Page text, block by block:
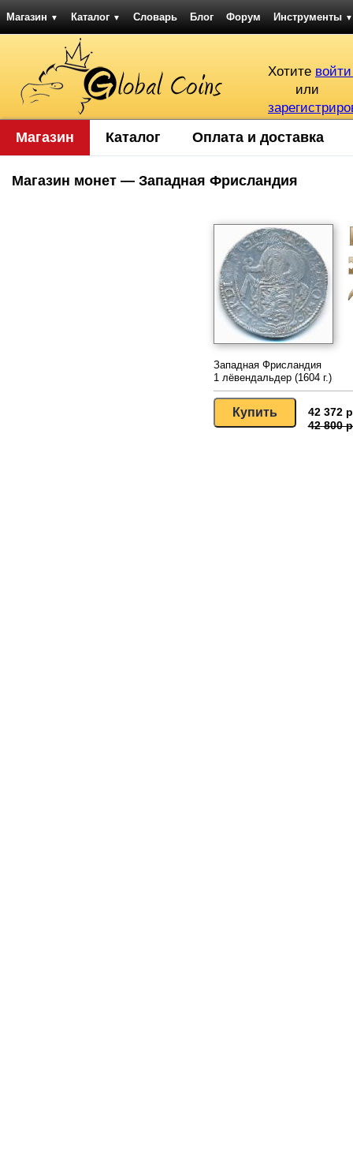
Магазин ▼ Каталог ▼ Словарь Блог Форум Инструменты ▼
Хотите
или
Магазин Каталог Оплата и доставка
Магазин монет — Западная Фрисландия
Западная Фрисландия
1 лёвендальдер (1604 г.)
42 372
42 800